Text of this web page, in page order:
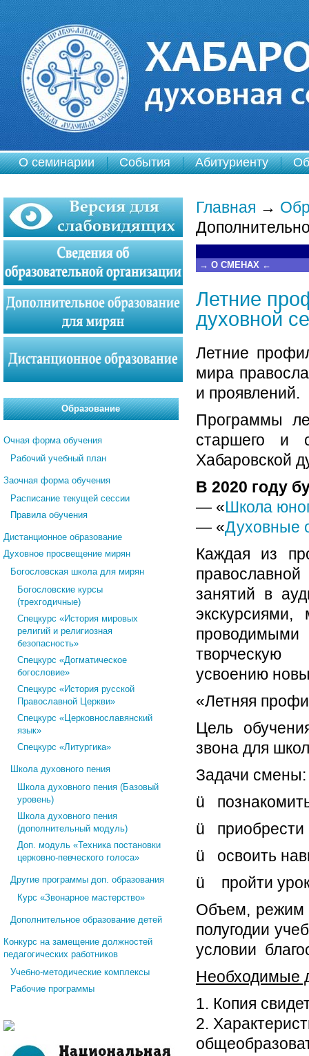
О семинарии События Абитуриенту
Главная →
→ О СМЕНАХ ←
Летние
духовной
Летние
мира
и проявлений.
Программы
старшего и
Хабаровской
В 2020 году
— «Школа
— «Духовные
Каждая из
занятий в
проводимыми
творческую
усвоению
«Летняя
Цель
звона для
Задачи смены:
ü
ü приобрести
ü освоить
ü пройти
Объем, режим
полугодии
условии
Необходимые
1. Копия
2.
Образование
Очная форма обучения
Рабочий учебный план
Заочная форма обучения
Расписание текущей сессии
Правила обучения
Дистанционное образование
Духовное просвещение мирян
Богословская школа для мирян
Богословские курсы
(трехгодичные)
Спецкурс «История мировых
религий и религиозная
безопасность»
Спецкурс «Догматическое
богословие»
Спецкурс «История русской
Православной Церкви»
Спецкурс «Церковнославянский
язык»
Спецкурс «Литургика»
Школа духовного пения
Школа духовного пения (Базовый
уровень)
Школа духовного пения
(дополнительный модуль)
Доп. модуль «Техника постановки
церковно-певческого голоса»
Другие программы доп. образования
Курс «Звонарное мастерство»
Дополнительное образование детей
Конкурс на замещение должностей
педагогических работников
Учебно-методические комплексы
Рабочие программы